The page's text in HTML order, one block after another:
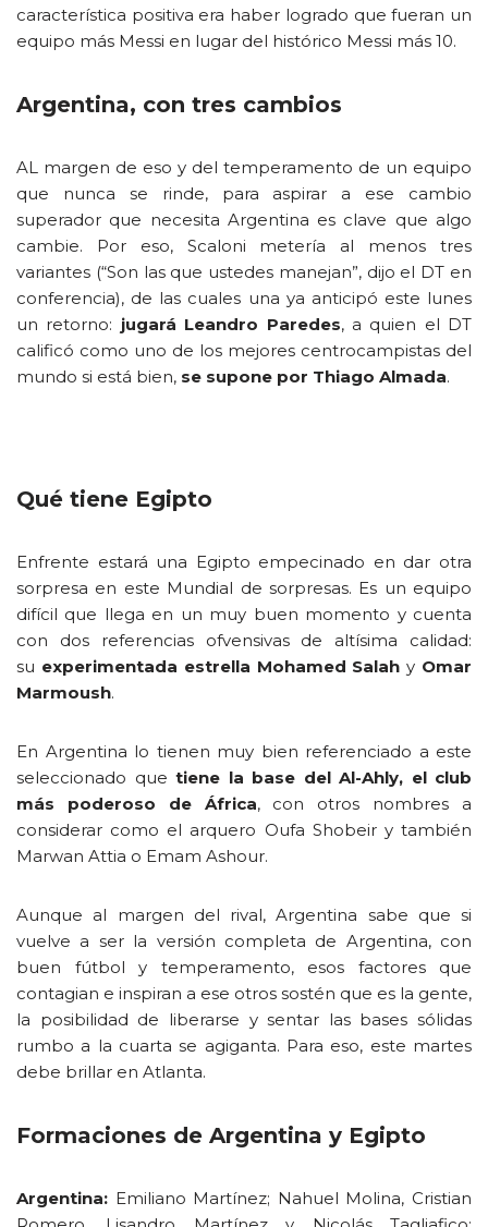
característica positiva era haber logrado que fueran un
equipo más Messi en lugar del histórico Messi más 10.
Argentina, con tres cambios
AL margen de eso y del temperamento de un equipo
que nunca se rinde, para aspirar a ese cambio
superador que necesita Argentina es clave que algo
cambie. Por eso, Scaloni metería al menos tres
variantes (“Son las que ustedes manejan”, dijo el DT en
conferencia), de las cuales una ya anticipó este lunes
un retorno: jugará Leandro Paredes, a quien el DT
calificó como uno de los mejores centrocampistas del
mundo si está bien, se supone por Thiago Almada.
Qué tiene Egipto
Enfrente estará una Egipto empecinado en dar otra
sorpresa en este Mundial de sorpresas. Es un equipo
difícil que llega en un muy buen momento y cuenta
con dos referencias ofvensivas de altísima calidad:
su experimentada estrella Mohamed Salah y Omar
Marmoush.
En Argentina lo tienen muy bien referenciado a este
seleccionado que tiene la base del Al-Ahly, el club
más poderoso de África, con otros nombres a
considerar como el arquero Oufa Shobeir y también
Marwan Attia o Emam Ashour.
Aunque al margen del rival, Argentina sabe que si
vuelve a ser la versión completa de Argentina, con
buen fútbol y temperamento, esos factores que
contagian e inspiran a ese otros sostén que es la gente,
la posibilidad de liberarse y sentar las bases sólidas
rumbo a la cuarta se agiganta. Para eso, este martes
debe brillar en Atlanta.
Formaciones de Argentina y Egipto
Argentina: Emiliano Martínez; Nahuel Molina, Cristian